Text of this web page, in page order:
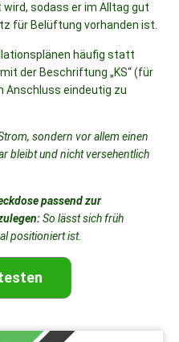
sodass er im Alltag gut
für Belüftung vorhanden ist.
häufig statt
der Beschriftung „KS“ (für
Anschluss eindeutig zu
sondern vor allem einen
bleibt und nicht versehentlich
passend zur
So lässt sich früh
positioniert ist.